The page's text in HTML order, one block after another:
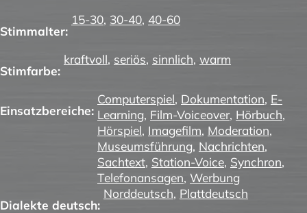
Stimmalter:
15-30, 30-40, 40-60
Stimfarbe:
kraftvoll, seriös, sinnlich, warm
Einsatzbereiche:
Computerspiel, Dokumentation, E-
Learning, Film-Voiceover, Hörbuch,
Hörspiel, Imagefilm, Moderation,
Museumsführung, Nachrichten,
Sachtext, Station-Voice, Synchron,
Telefonansagen, Werbung
Dialekte deutsch:
Norddeutsch, Plattdeutsch